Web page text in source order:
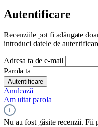
Autentificare
Recenziile pot fi adăugate
introduci datele de
Adresa ta de e-mail
Parola ta
Autentificare
Anulează
Am uitat parola
Nu au fost găsite recenzii. Fii